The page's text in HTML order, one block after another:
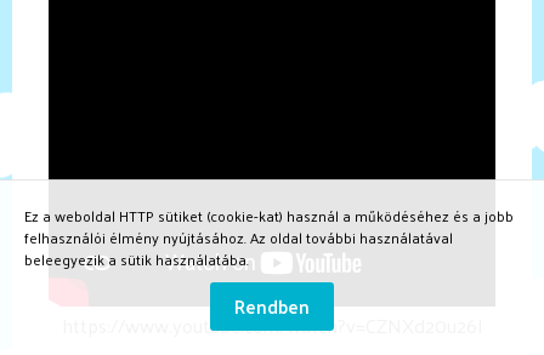
https://www.youtube.com/watch?v=CZNXd20u26I
Ez a weboldal HTTP sütiket (cookie-kat) használ a működéséhez és a jobb
felhasználói élmény nyújtásához. Az oldal további használatával
beleegyezik a sütik használatába.
Rendben